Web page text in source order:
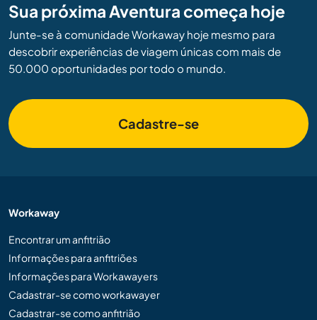
Sua próxima Aventura começa hoje
Junte-se à comunidade Workaway hoje mesmo para
descobrir experiências de viagem únicas com mais de
50.000 oportunidades por todo o mundo.
Cadastre-se
Workaway
Encontrar um anfitrião
Informações para anfitriões
Informações para Workawayers
Cadastrar-se como workawayer
Cadastrar-se como anfitrião